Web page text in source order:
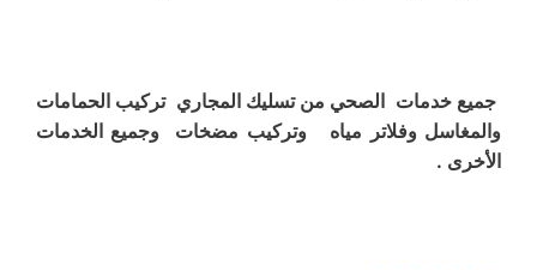
جميع خدمات الصحي من تسليك المجاري تركيب الحمامات
والمغاسل وفلاتر مياه وتركيب مضخات وجميع الخدمات
الأخرى .